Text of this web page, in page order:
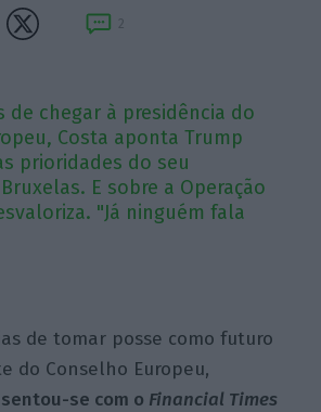
2
de chegar à presidência do
Costa aponta Trump
prioridades do seu
E sobre a Operação
"Já ninguém fala
de tomar posse como futuro
do Conselho Europeu,
se com o Financial Times